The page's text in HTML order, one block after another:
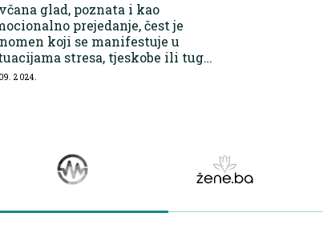
glad, poznata i kao
prejedanje, čest je
koji se manifestuje u
stresa, tjeskobe ili tuge.
trenucima mnogi ljudi traže
2024.